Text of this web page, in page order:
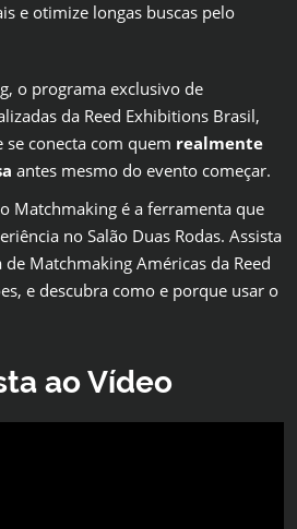
e otimize longas buscas pelo
o programa exclusivo de
da Reed Exhibitions Brasil,
conecta com quem realmente
antes mesmo do evento começar.
Matchmaking é a ferramenta que
no Salão Duas Rodas. Assista
Matchmaking Américas da Reed
e descubra como e porque usar o
ao Vídeo